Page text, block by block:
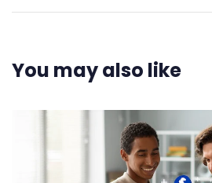
You may also like